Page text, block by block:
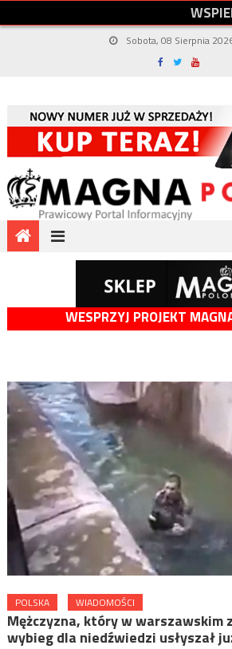
WSPIE
Sobota, 08 Sierpnia
WESPRZYJ PROJEKT
POLSKA WIADOMOŚCI
Mężczyzna, który w warszawskim
wybieg dla niedźwiedzi usłyszał